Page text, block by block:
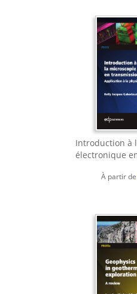
Introduction à
électronique
À partir de